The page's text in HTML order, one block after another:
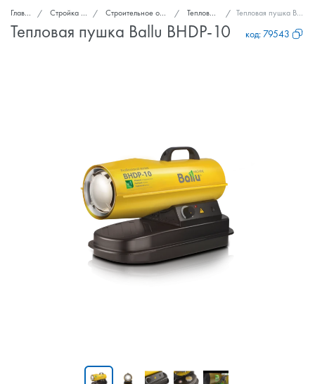
Главная Стройка и ремонт Строительное оборудование Тепловые пушки Тепловая пушка Ballu BHDP-10
Тепловая пушка Ballu BHDP-10 код: 79543